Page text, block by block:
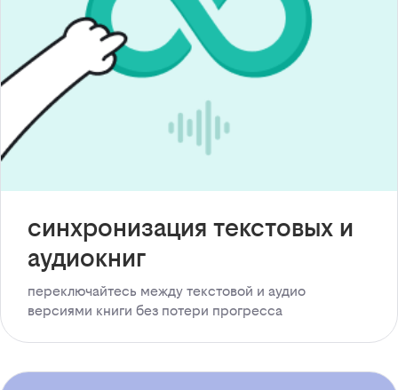
синхронизация текстовых и
аудиокниг
переключайтесь между текстовой и аудио
версиями книги без потери прогресса